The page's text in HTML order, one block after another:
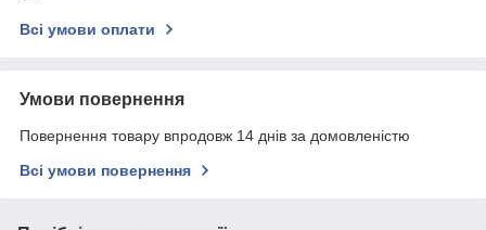
Всі умови оплати
Умови повернення
Повернення товару впродовж 14 днів за домовленістю
Всі умови повернення